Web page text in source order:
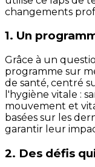
changements
1. Un
Grâce à un
programme sur
de santé, centré
l'hygiène vitale :
mouvement et
basées sur les
garantir leur
2. Des défis